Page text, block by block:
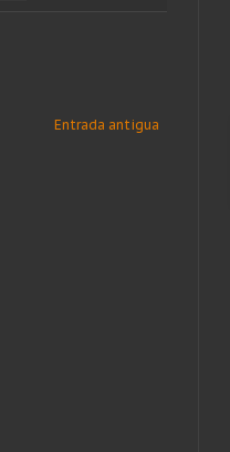
Entrada antigua